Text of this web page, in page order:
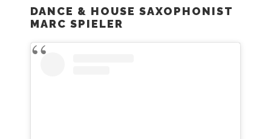
DANCE & HOUSE SAXOPHONIST
MARC SPIELER